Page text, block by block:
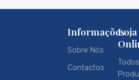
Informações
Sobre Nós
Contactos
Loja